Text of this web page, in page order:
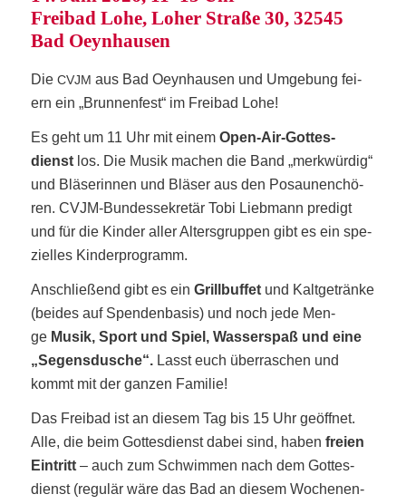
Frei­bad Lohe, Loher Stra­ße 30, 32545
Bad Oeynhausen
DieCVJM aus Bad Oeyn­hau­sen und Umge­bung fei­
ern ein „Brun­nen­fest“ im Frei­bad Lohe!
Es geht um 11 Uhr mit einemOpen-Air-Got­tes­
dienst los. Die Musik machen die Band „merk­wür­dig“
und Blä­se­rin­nen und Blä­ser aus den Posau­nen­chö­
ren. CVJM-Bun­des­se­kre­tär Tobi Lieb­mann pre­digt
und für die Kin­der aller Alters­grup­pen gibt es ein spe­
zi­el­les Kinderprogramm.
Anschlie­ßend gibt es einGrill­buf­fet und Kalt­ge­trän­ke
(bei­des auf Spen­den­ba­sis) und noch jede Men­
ge Musik, Sport und Spiel, Was­ser­spaß und eine
„Segens­du­sche“. Lasst euch über­ra­schen und
kommt mit der gan­zen Familie!
Das Frei­bad ist an die­sem Tag bis 15 Uhr geöff­net.
Alle, die beim Got­tes­dienst dabei sind, habenfrei­en
Ein­tritt – auch zum Schwim­men nach dem Got­tes­
dienst (regu­lär wäre das Bad an die­sem Wochen­en­